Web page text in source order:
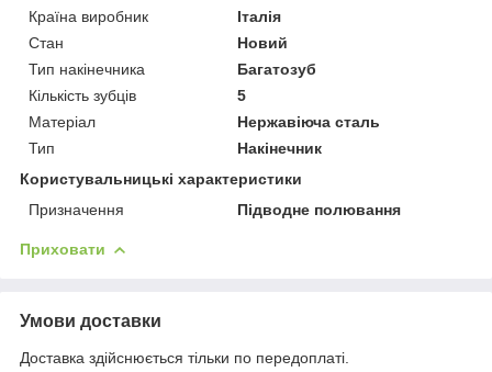
Країна виробник
Італія
Стан
Новий
Тип накінечника
Багатозуб
Кількість зубців
5
Матеріал
Нержавіюча сталь
Тип
Накінечник
Користувальницькі характеристики
Призначення
Підводне полювання
Приховати
Умови доставки
Доставка здійснюється тільки по передоплаті.